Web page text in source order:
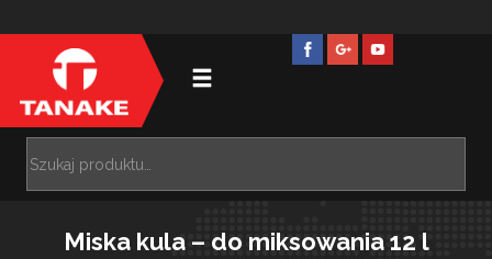
Miska kula – do miksowania 12 l